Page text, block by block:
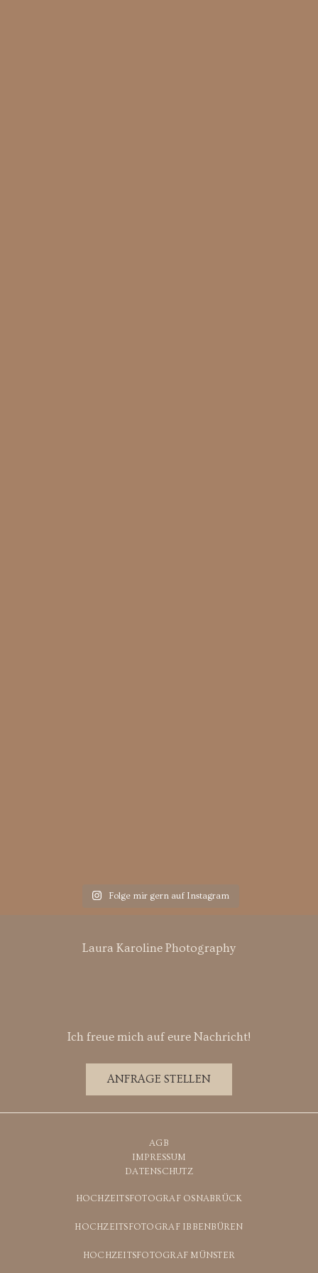
Folge mir gern auf Instagram
Laura Karoline Photography
Ich freue mich auf eure Nachricht!
ANFRAGE STELLEN
AGB
IMPRESSUM
DATENSCHUTZ
HOCHZEITSFOTOGRAF OSNABRÜCK
HOCHZEITSFOTOGRAF IBBENBÜREN
HOCHZEITSFOTOGRAF MÜNSTER